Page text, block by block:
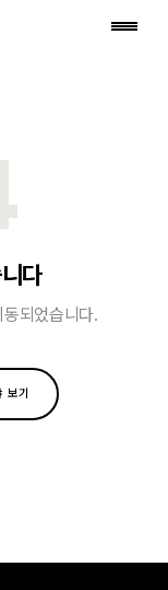
다
되었습니다.
보기